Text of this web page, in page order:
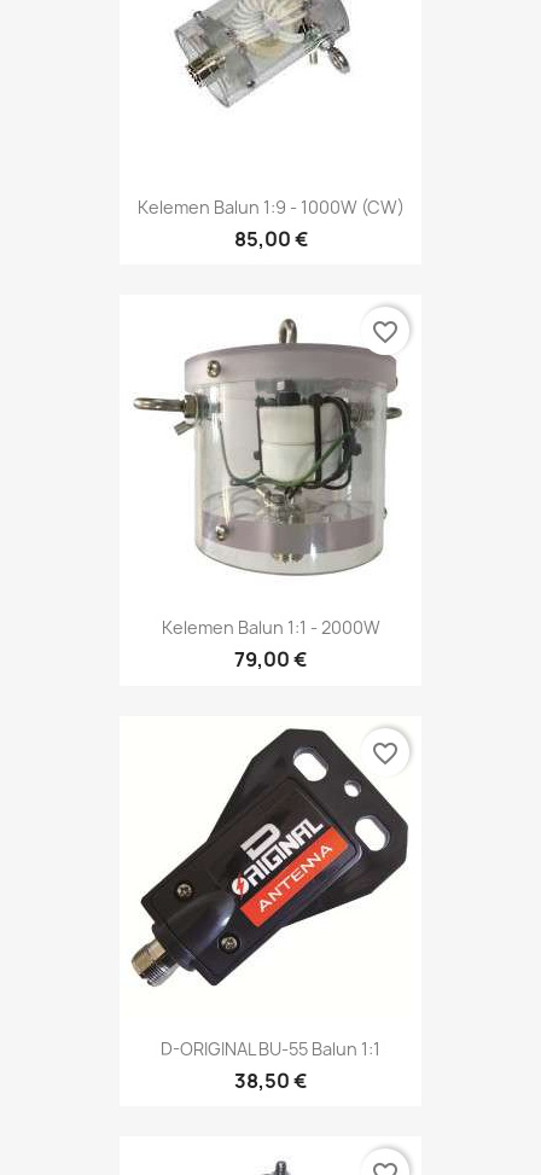
Kelemen Balun 1:9 - 1000W (CW)
85,00 €
Kelemen Balun 1:1 - 2000W
79,00 €
favorite_border
D-ORIGINAL BU-55 Balun 1:1
38,50 €
favorite_border